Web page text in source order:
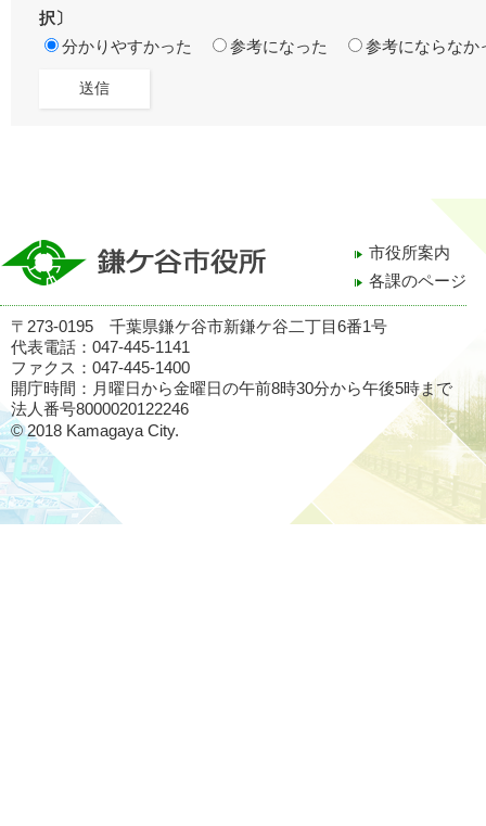
択〕
分かりやすかった
参考になった 参考にならなか
市役所案内
各課のページ
〒273-0195 千葉県鎌ケ谷市新鎌ケ谷二丁目6番1号
代表電話：047-445-1141
ファクス：047-445-1400
開庁時間：月曜日から金曜日の午前8時30分から午後5時まで
法人番号8000020122246
© 2018 Kamagaya City.